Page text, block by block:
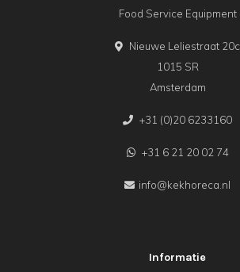
Food Service Equipment
Nieuwe Leliestraat 20c
1015 SR
Amsterdam
+31 (0)20 6233160
+31 6 21 20 02 74
info@kekhoreca.nl
Informatie